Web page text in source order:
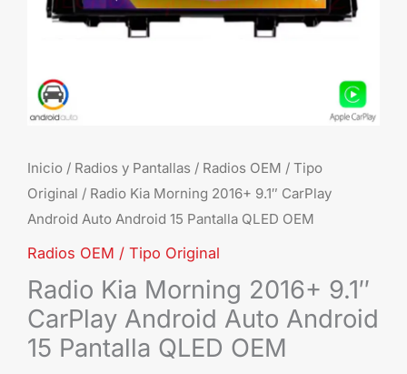
Inicio / Radios y Pantallas / Radios OEM / Tipo
Original / Radio Kia Morning 2016+ 9.1″ CarPlay
Android Auto Android 15 Pantalla QLED OEM
Radios OEM / Tipo Original
Radio Kia Morning 2016+ 9.1″
CarPlay Android Auto Android
15 Pantalla QLED OEM